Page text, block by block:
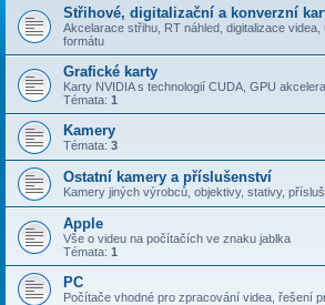
Střihové, digitalizační a konverzní
Akcelarace střihu, RT náhled, digitalizace
formátu
Grafické karty
Karty NVIDIA s technologií CUDA, GPU
Témata: 1
Kamery
Témata: 3
Ostatní kamery a příslušenství
Kamery jiných výrobců, objektivy, stativy,
Apple
Vše o videu na počítačích ve znaku jablka
Témata: 1
PC
Počítače vhodné pro zpracování videa, řešení